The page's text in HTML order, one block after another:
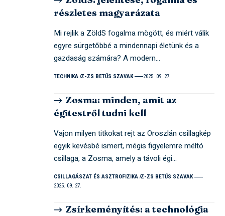
részletes magyarázata
Mi rejlik a ZöldS fogalma mögött, és miért válik
egyre sürgetőbbé a mindennapi életünk és a
gazdaság számára? A modern…
TECHNIKA Z-ZS BETŰS SZAVAK 2025. 09. 27.
Zosma: minden, amit az
égitestről tudni kell
Vajon milyen titkokat rejt az Oroszlán csillagkép
egyik kevésbé ismert, mégis figyelemre méltó
csillaga, a Zosma, amely a távoli égi…
CSILLAGÁSZAT ÉS ASZTROFIZIKA Z-ZS BETŰS SZAVAK
2025. 09. 27.
Zsírkeményítés: a technológia